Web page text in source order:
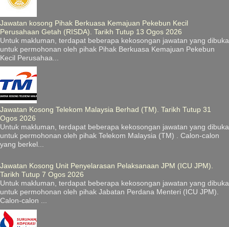
Jawatan kosong Pihak Berkuasa Kemajuan Pekebun Kecil
Perusahaan Getah (RISDA). Tarikh Tutup 13 Ogos 2026
Untuk makluman, terdapat beberapa kekosongan jawatan yang dibuka
untuk permohonan oleh pihak Pihak Berkuasa Kemajuan Pekebun
Kecil Perusahaa...
Jawatan Kosong Telekom Malaysia Berhad (TM). Tarikh Tutup 31
Ogos 2026
Untuk makluman, terdapat beberapa kekosongan jawatan yang dibuka
untuk permohonan oleh pihak Telekom Malaysia (TM) . Calon-calon
yang berkel...
Jawatan Kosong Unit Penyelarasan Pelaksanaan JPM (ICU JPM).
Tarikh Tutup 7 Ogos 2026
Untuk makluman, terdapat beberapa kekosongan jawatan yang dibuka
untuk permohonan oleh pihak Jabatan Perdana Menteri (ICU JPM).
Calon-calon ...